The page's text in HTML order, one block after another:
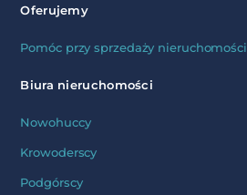
Oferujemy
Pomóc przy sprzedaży nieruchomości
Biura nieruchomości
Nowohuccy
Krowoderscy
Podgórscy